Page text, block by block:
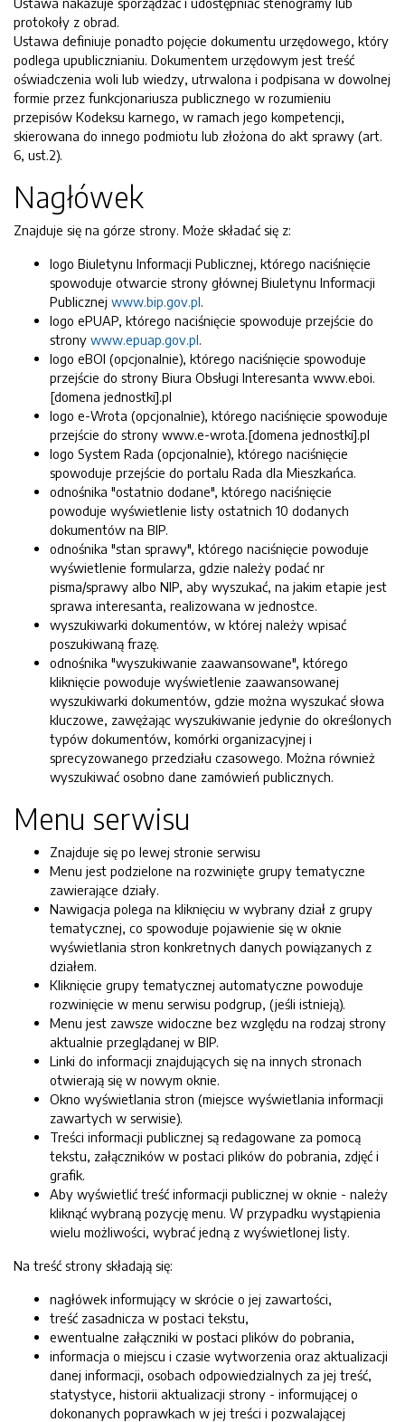
protokoły z obrad.
Ustawa definiuje ponadto pojęcie dokumentu urzędowego, który
podlega upublicznianiu. Dokumentem urzędowym jest treść
oświadczenia woli lub wiedzy, utrwalona i podpisana w dowolnej
formie przez funkcjonariusza publicznego w rozumieniu
przepisów Kodeksu karnego, w ramach jego kompetencji,
skierowana do innego podmiotu lub złożona do akt sprawy (art.
6, ust.2).
Nagłówek
Znajduje się na górze strony. Może składać się z:
logo Biuletynu Informacji Publicznej, którego naciśnięcie
spowoduje otwarcie strony głównej Biuletynu Informacji
Publicznej www.bip.gov.pl.
logo ePUAP, którego naciśnięcie spowoduje przejście do
strony www.epuap.gov.pl.
logo eBOI (opcjonalnie), którego naciśnięcie spowoduje
przejście do strony Biura Obsługi Interesanta www.eboi.
[domena jednostki].pl
logo e-Wrota (opcjonalnie), którego naciśnięcie spowoduje
przejście do strony www.e-wrota.[domena jednostki].pl
logo System Rada (opcjonalnie), którego naciśnięcie
spowoduje przejście do portalu Rada dla Mieszkańca.
odnośnika "ostatnio dodane", którego naciśnięcie
powoduje wyświetlenie listy ostatnich 10 dodanych
dokumentów na BIP.
odnośnika "stan sprawy", którego naciśnięcie powoduje
wyświetlenie formularza, gdzie należy podać nr
pisma/sprawy albo NIP, aby wyszukać, na jakim etapie jest
sprawa interesanta, realizowana w jednostce.
wyszukiwarki dokumentów, w której należy wpisać
poszukiwaną frazę.
odnośnika "wyszukiwanie zaawansowane", którego
kliknięcie powoduje wyświetlenie zaawansowanej
wyszukiwarki dokumentów, gdzie można wyszukać słowa
kluczowe, zawężając wyszukiwanie jedynie do określonych
typów dokumentów, komórki organizacyjnej i
sprecyzowanego przedziału czasowego. Można również
wyszukiwać osobno dane zamówień publicznych.
Menu serwisu
Znajduje się po lewej stronie serwisu
Menu jest podzielone na rozwinięte grupy tematyczne
zawierające działy.
Nawigacja polega na kliknięciu w wybrany dział z grupy
tematycznej, co spowoduje pojawienie się w oknie
wyświetlania stron konkretnych danych powiązanych z
działem.
Kliknięcie grupy tematycznej automatyczne powoduje
rozwinięcie w menu serwisu podgrup, (jeśli istnieją).
Menu jest zawsze widoczne bez względu na rodzaj strony
aktualnie przeglądanej w BIP.
Linki do informacji znajdujących się na innych stronach
otwierają się w nowym oknie.
Okno wyświetlania stron (miejsce wyświetlania informacji
zawartych w serwisie).
Treści informacji publicznej są redagowane za pomocą
tekstu, załączników w postaci plików do pobrania, zdjęć i
grafik.
Aby wyświetlić treść informacji publicznej w oknie - należy
kliknąć wybraną pozycję menu. W przypadku wystąpienia
wielu możliwości, wybrać jedną z wyświetlonej listy.
Na treść strony składają się:
nagłówek informujący w skrócie o jej zawartości,
treść zasadnicza w postaci tekstu,
ewentualne załączniki w postaci plików do pobrania,
informacja o miejscu i czasie wytworzenia oraz aktualizacji
danej informacji, osobach odpowiedzialnych za jej treść,
statystyce, historii aktualizacji strony - informującej o
dokonanych poprawkach w jej treści i pozwalającej